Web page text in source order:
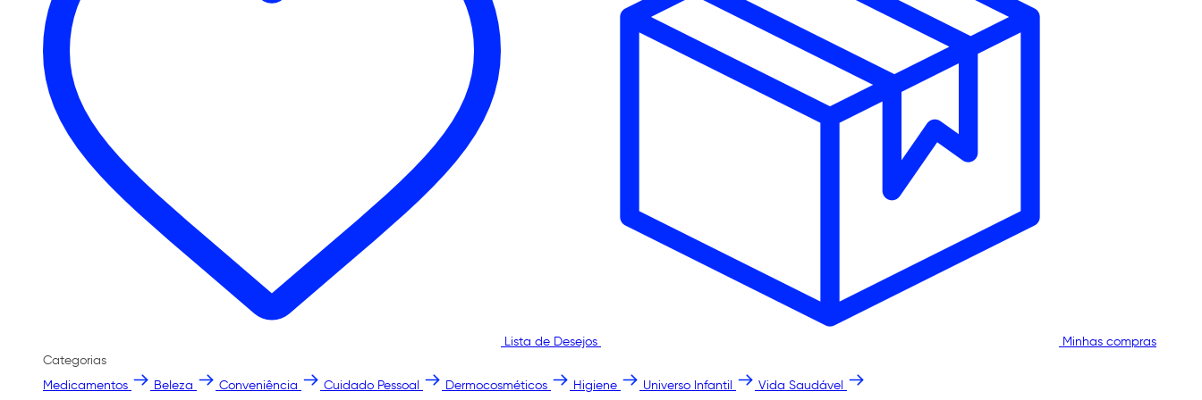
Lista de Desejos
Minhas compras
Categorias
Medicamentos
Beleza Conveniência Cuidado Pessoal Dermocosméticos Higiene Universo Infantil Vida Saudável